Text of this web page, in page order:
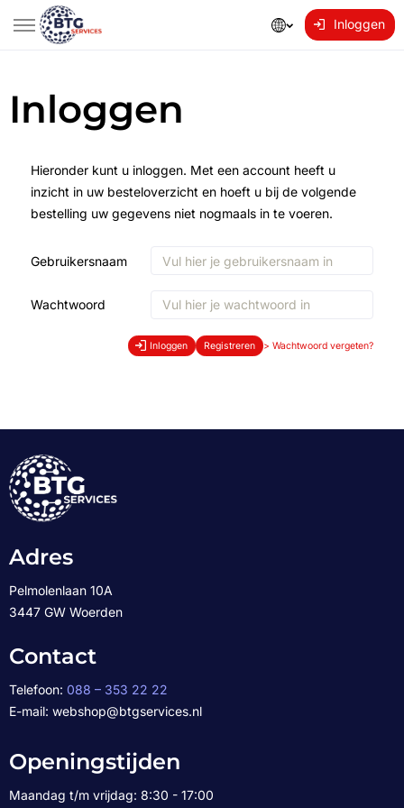
Inloggen
Inloggen
Hieronder kunt u inloggen. Met een account heeft u
inzicht in uw besteloverzicht en hoeft u bij de volgende
bestelling uw gegevens niet nogmaals in te voeren.
Gebruikersnaam
Wachtwoord
Inloggen Registreren > Wachtwoord vergeten?
Adres
Pelmolenlaan 10A
3447 GW Woerden
Contact
Telefoon: 088 – 353 22 22
E-mail: webshop@btgservices.nl
Openingstijden
Maandag t/m vrijdag: 8:30 - 17:00